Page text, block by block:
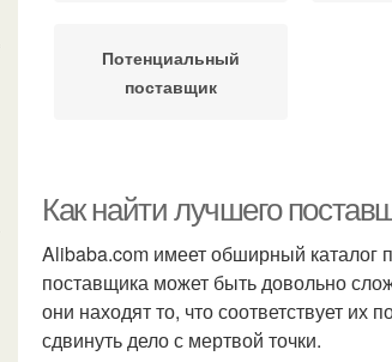
Потенциальный
поставщик
Как найти лучшего
Alibaba.com имеет обширный каталог
поставщика может быть довольно
они находят то, что соответствует их
сдвинуть дело с мертвой точки.